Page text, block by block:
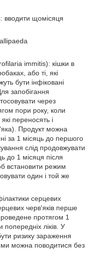
вводити щомісяця
immitis): кішки в
або ті, які
бути інфіковані
запобігання
через
пори року, коли
переносять і
Продукт можна
за 1 місяць до першого
слід продовжувати
до 1 місяця після
встановити режим
один і той же
серцевих
черв'яків перше
протягом 1
ліків. У
ризику зараження
можна поводитися без